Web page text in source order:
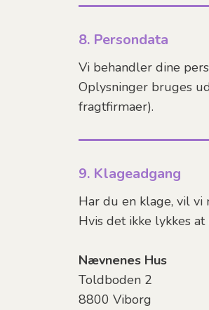
8. Persondata
Vi behandler dine
Oplysninger bruges
fragtfirmaer).
9. Klageadgang
Har du en klage, vil vi
Hvis det ikke lykkes
Nævnenes Hus
Toldboden 2
8800 Viborg